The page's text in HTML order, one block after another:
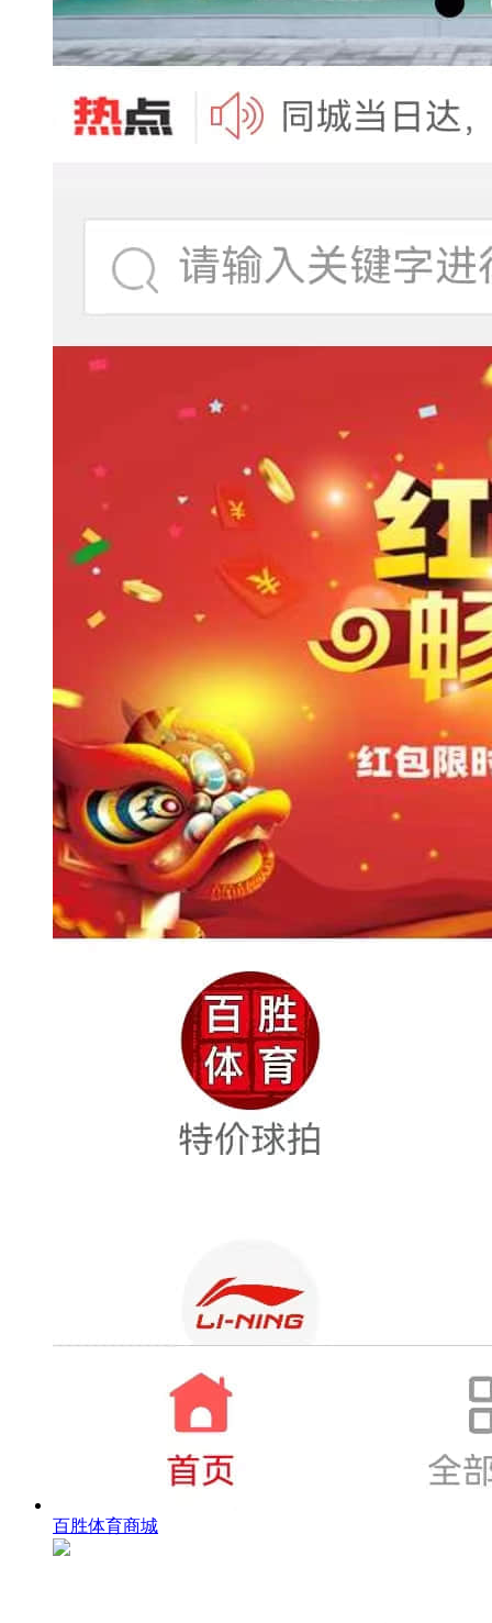
百胜体育商城